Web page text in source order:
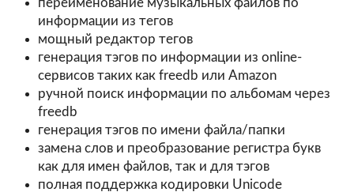
информации из тегов
мощный редактор тегов
генерация тэгов по информации из online-
сервисов таких как freedb или Amazon
ручной поиск информации по альбомам через
freedb
генерация тэгов по имени файла/папки
замена слов и преобразование регистра букв
как для имен файлов, так и для тэгов
полная поддержка кодировки Unicode